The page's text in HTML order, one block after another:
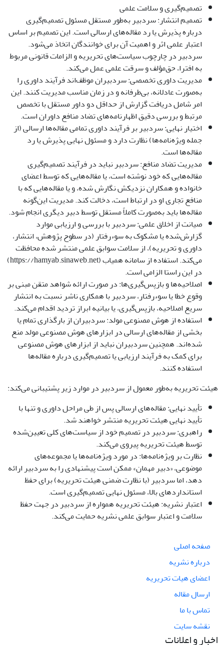
تصمیم‌گیری و سلامت علمی
تصمیم انتشار: سردبیر به‌طور مستقل مسئول تصمیم‌گیری
درباره پذیرش یا رد مقاله‌های ارسالی است. این تصمیم بر اساس
اعتبار علمی اثر و اهمیت آن برای خوانندگان اتخاذ می‌شود.
سردبیر در چارچوب سیاست‌های تحریریه و الزامات قانونی مربوط
به افترا، حق‌مؤلف و سرقت علمی عمل می‌کند.
مدیریت داوری تخصصی: سردبیران موظف‌اند فرآیند داوری را
به‌صورت عادلانه، بی‌طرفانه و در زمان مناسب مدیریت کنند. این
امر شامل دریافت گزارش از حداقل دو داور مستقل با تخصص
مرتبط و بررسی دقیق اظهارنامه‌های تضاد منافع داوران است.
اختیار نهایی: سردبیر بر فرآیند داوری تمامی مقاله‌ها ارسالی (از
جمله ویژه‌نامه‌ها) نظارت دارد و مسئول نهایی پذیرش یا رد
مقاله‌ها است.
مدیریت تضاد منافع: سردبیر نباید در فرآیند تصمیم‌گیری
مقاله‌هایی که خود نوشته است، یا مقاله‌هایی که توسط اعضای
خانواده و همکاران نزدیکش نگارش شده، و یا مقاله‌هایی که با
منافع تجاری او در ارتباط است، دخالت کند. مدیریت این‌گونه
مقاله‌ها باید به‌صورت کاملاً مستقل توسط دبیر دیگری انجام شود.
صیانت از اخلاق علمی: سردبیر با بررسی و ارزیابی موارد
گزارش‌شده یا مشکوک به سوء‌رفتار (در سطوح پژوهش، انتشار،
داوری و تحریریه)، از سلامت سوابق علمی منتشر شده محافظت
می‌کند. استفاده از سامانه همیاب (https://hamyab.sinaweb.net)
در این راستا الزامی است.
اصلاحیه‌ها و بازپس‌گیری‌ها: در صورت ارائه شواهد متقن مبنی بر
وقوع خطا یا سوء‌رفتار، سردبیر با همکاری ناشر نسبت به انتشار
سریع اصلاحیه، بازپس‌گیری، یا بیانیه ابراز تردید اقدام می‌کند.
استفاده از هوش مصنوعی مولد: سردبیران از بارگذاری تمام یا
بخشی از مقاله‌های ارسالی در ابزارهای هوش مصنوعی مولد منع
شده‌اند. همچنین سردبیران نباید از ابزارهای هوش مصنوعی
برای کمک به فرآیند ارزیابی یا تصمیم‌گیری درباره مقاله‌ها
استفاده کنند.
هیئت تحریریه به‌طور معمول از سردبیر در موارد زیر پشتیبانی می‌کند:
تأیید نهایی: مقاله‌های ارسالی پس از طی مراحل داوری و تنها با
تأیید نهایی هیئت تحریریه منتشر خواهند شد.
راهبری: سردبیر در تصمیم خود از سیاست‌های کلی تعیین‌شده
توسط هیئت تحریریه پیروی می‌کند.
نظارت بر ویژه‌نامه‌ها: در مورد ویژه‌نامه‌ها یا مجموعه‌های
موضوعی، «دبیر مهمان» ممکن است پیشنهادی را به سردبیر ارائه
دهد، اما سردبیر (با نظارت ضمنی هیئت تحریریه) برای حفظ
استانداردهای بالا، مسئول نهایی تصمیم‌گیری است.
اعتبار نشریه: هیئت تحریریه همواره از سردبیر در جهت حفظ
سلامت و اعتبار سوابق علمی نشریه حمایت می‌کند.
صفحه اصلی
درباره نشریه
اعضای هیات تحریریه
ارسال مقاله
تماس با ما
نقشه سایت
اخبار و اعلانات